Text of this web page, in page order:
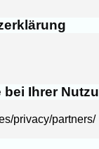
Ihrer
privacy/partners/